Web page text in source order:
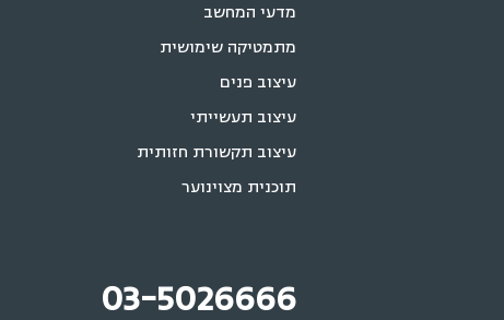
מדעי המחשב
מתמטיקה שימושית
עיצוב פנים
עיצוב תעשייתי
עיצוב תקשורת חזותית
תוכנית מצוינוער
03-5026666